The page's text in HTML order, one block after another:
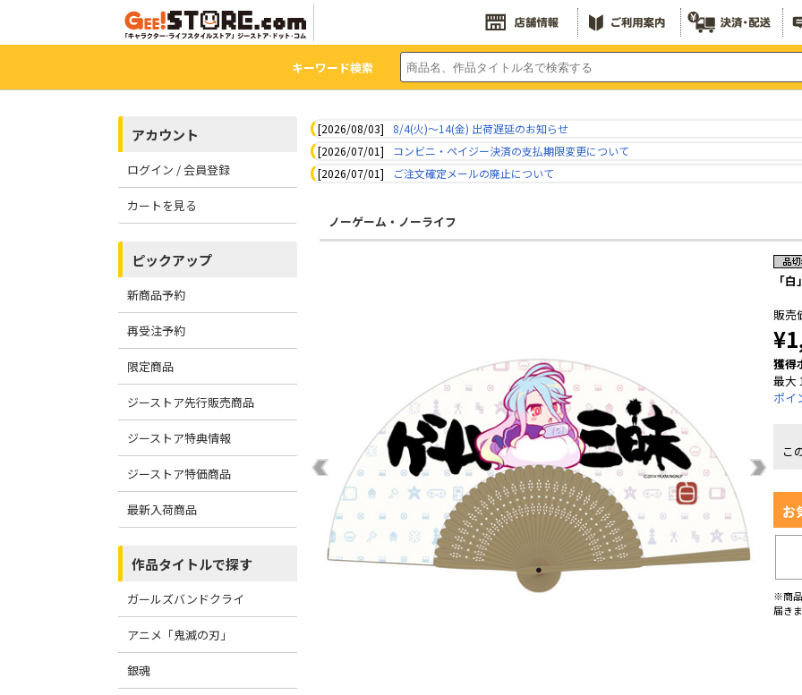
キーワード検索
アカウント
ログイン / 会員登録
カートを見る
ピックアップ
新商品予約
再受注予約
限定商品
ジーストア先行販売商品
ジーストア特典情報
ジーストア特価商品
最新入荷商品
作品タイトルで探す
ガールズバンドクライ
アニメ「鬼滅の刃」
銀魂
[2026/08/03]
8/4(火)～14(金) 出荷遅延のお知らせ
[2026/07/01]
コンビニ・ペイジー決済の支払期限変更について
[2026/07/01]
ご注文確定メールの廃止について
ノーゲーム・ノーライフ
「
販売
獲得
最大
ポイ
こ
お
※商
届き